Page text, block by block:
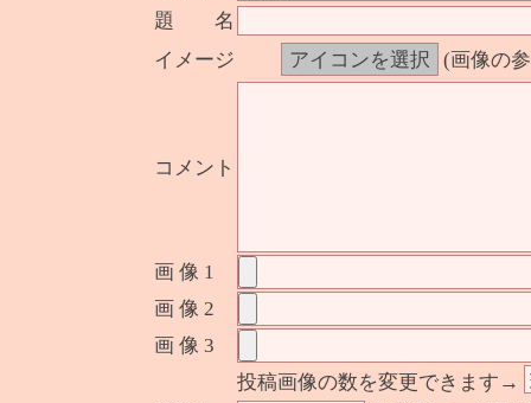
題 名
イメージ
(画像の
コメント
画 像 1
画 像 2
画 像 3
投稿画像の数を変更できます→